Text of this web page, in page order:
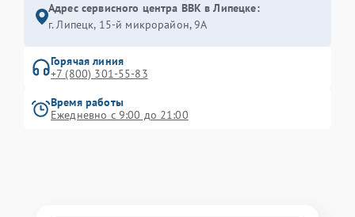
Адрес сервисного центра BBK в Липецке:
г. Липецк, 15-й микрорайон, 9А
Горячая линия
+7 (800) 301-55-83
Время работы
Ежедневно с 9:00 до 21:00